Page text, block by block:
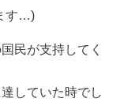
す…)
民が支持してく
していた時でし